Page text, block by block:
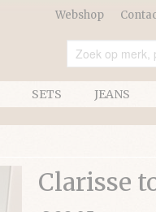
Webshop
SETS JEANS
Clarisse